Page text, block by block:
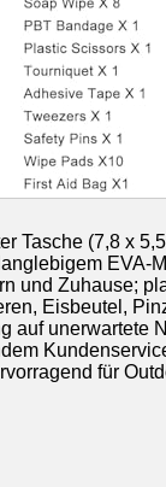
Tasche (7,8 x
EVA-
und Zuhause;
Eisbeutel,
auf unerwartete
für